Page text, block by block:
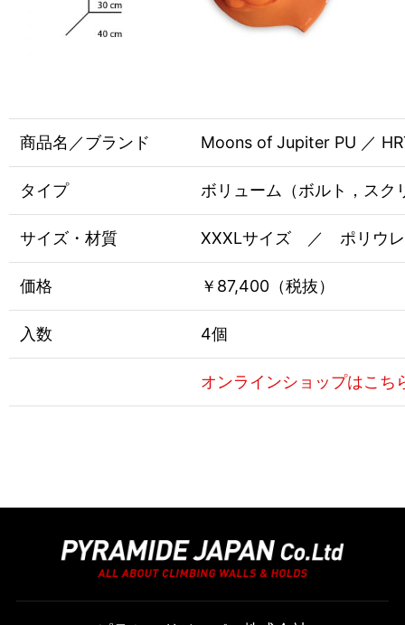
商品名／ブランド Moons of Jupiter PU ／
タイプ ボリューム（ボルト，スク
サイズ・材質 XXXLサイズ ／ ポリウ
価格 ￥87,400（税抜）
入数 4個
オンラインショップはこち